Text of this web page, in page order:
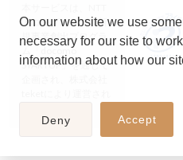
ドコモグループの新
規事業創出プログラ
ム「docomo
STARTUP」を通じて
On our website we use
necessary for our site to
information about how our
Deny Accept